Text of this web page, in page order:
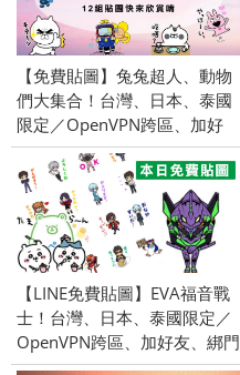
【免費貼圖】兔兔超人、動物
們大集合！台灣、日本、泰國
限定／OpenVPN跨區、加好
友、綁門號／2020/6/30
【LINE免費貼圖】EVA福音戰
士！台灣、日本、泰國限定／
OpenVPN跨區、加好友、綁門
號／2021/6/29